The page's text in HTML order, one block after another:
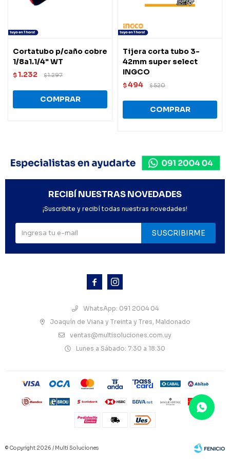
Cortatubo p/caño cobre
1/8a1.1/4" WT
$ 1.232 $1.297
Tijera corta tubo 3-
42mm super select
INGCO
$494 $520
 
WhatsApp: 091 2004 04
Joaquín de Viana y Treinta y Tres, Maldonado
ventas@multisoluciones.com.uy
Lunes a Sábado: 7:30 a 18:30
RECIBÍ NUESTRAS NOVEDADES
¡Suscribite y recibí todas nuestras novedades!
SUSCRIBIRME
© Copyright 2026 / Multi Soluciones